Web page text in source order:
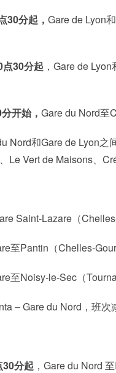
30分起， Gare de Lyon
30分起 ，Gare de
开始， Gare du Nord至
Nord和Gare de Lyon之
Vert de Maisons、
Saint-Lazare（
至Pantin（Chelles-
至Noisy-le-Sec（
– Gare du Nord，班次
分起 ，Gare du Nord